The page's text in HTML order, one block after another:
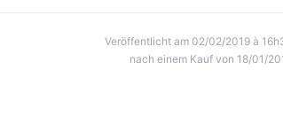
Veröffentlicht am 02/02/2019 à
nach einem Kauf von 18/01/